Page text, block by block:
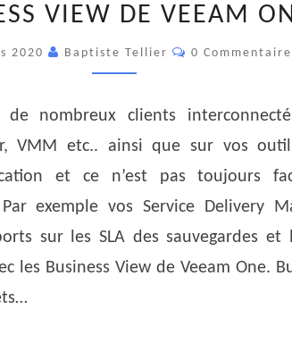
RAPPORTS
LES
BUSINESS
VIEW
VEEAM
ONE
VIEW DE VEEAM
2020 Baptiste Tellier Commentaires
0 Commentaire
de nombreux clients
VMM etc.. ainsi que sur vos
et ce n’est pas toujours
exemple vos Service Delivery
sur les SLA des sauvegardes
les Business View de Veeam One.